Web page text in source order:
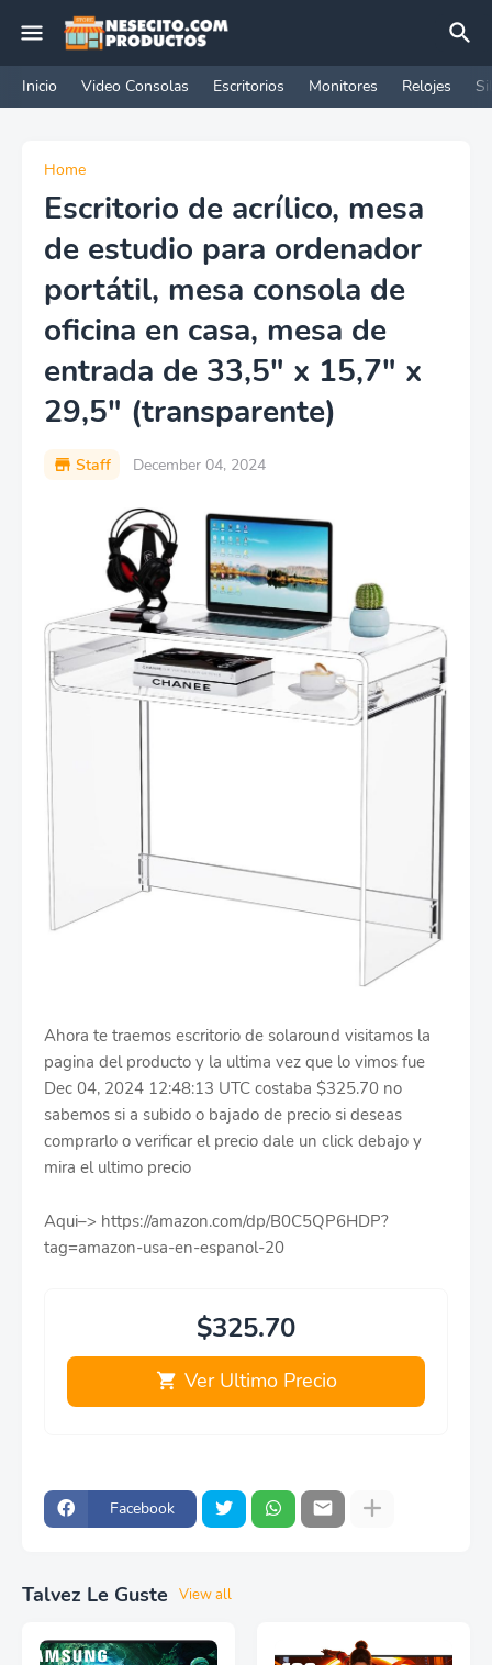
Inicio Video Consolas Escritorios Monitores Relojes
Home
Escritorio de acrílico, mesa
de estudio para ordenador
portátil, mesa consola de
oficina en casa, mesa de
entrada de 33,5" x 15,7" x
29,5" (transparente)
Staff December 04, 2024
Ahora te traemos escritorio de solaround visitamos la
pagina del producto y la ultima vez que lo vimos fue
Dec 04, 2024 12:48:13 UTC costaba $325.70 no
sabemos si a subido o bajado de precio si deseas
comprarlo o verificar el precio dale un click debajo y
mira el ultimo precio
Aqui–> https://amazon.com/dp/B0C5QP6HDP?
tag=amazon-usa-en-espanol-20
$325.70
Ver Ultimo Precio
Facebook
Talvez Le Guste View all